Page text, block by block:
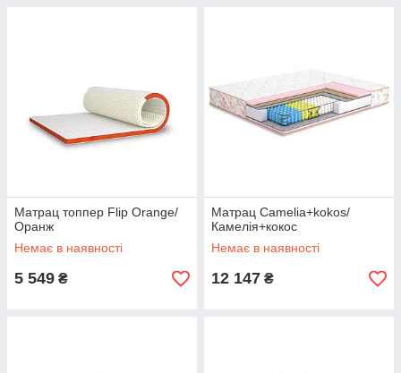
Матрац топпер Flip Orange/
Оранж
Немає в наявності
5 549 ₴
Матрац Camelia+kokos/
Камелія+кокос
Немає в наявності
12 147 ₴